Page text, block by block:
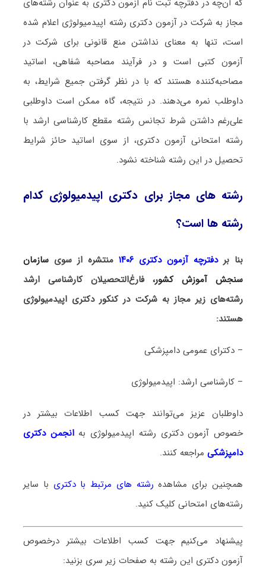
که آن‌چه در دفترچه ثبت نام آزمون دکتری به عنوان رشته‌های
مجاز به شرکت در آزمون دکتری رشته اپیدمیولوژی اعلام شده
است، تنها به معنای نداشتن منع قانونی برای شرکت در
آزمون کتبی است و در فرآیند مصاحبه شفاهی، اساتید
مصاحبه‌کننده هستند که با در نظر گرفتن جمیع شرایط، به
داوطلب نمره می‌دهند. در نتیجه، گاه ممکن است داوطلبی
علی‌رغم داشتن شرط تجانس رشته مقطع کارشناسی ارشد با
رشته امتحانی آزمون دکتری، از سوی اساتید حائز شرایط
تحصیل در این رشته شناخته نشود.
رشته های مجاز برای دکتری اپیدمیولوژی کدام
رشته ها است؟
بنا بردفترچه آزمون دکتری ۱۴۰۶ منتشره از سویسازمان
سنجش آموزش کشور، فارغ‌التحصیلان کارشناسی ارشد
رشته‌های زیر مجاز به شرکت در کنکور دکتری اپیدمیولوژی
هستند:
– دکترای عمومی دامپزشکی
– کارشناسی ارشد: اپیدمیولوژی
داوطلبان عزیز می‌توانند جهت کسب اطلاعات بیشتر در
خصوص آزمون دکتری رشته اپیدمیولوژی بهانجمن دکتری
دامپزشکی مراجعه کنند.
همچنین برای مشاهده رشته های مرتبط با دکتری با سایر
رشته‌های امتحانی کلیک کنید.
پیشنهاد می‌کنیم جهت کسب اطلاعات بیشتر درخصوص
آزمون دکتری این رشته به صفحات زیر سری بزنید: